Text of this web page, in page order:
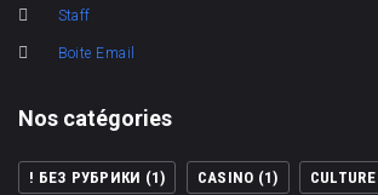
Staff
Boite Email
Nos catégories
! БЕЗ РУБРИКИ (1) CASINO (1) CULTURE